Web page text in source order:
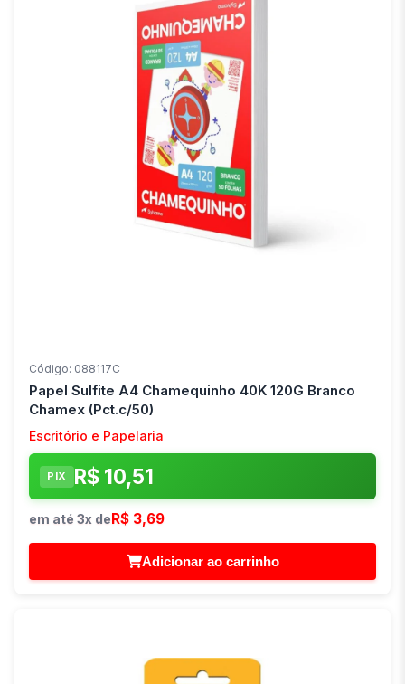
Código: 088117C
Papel Sulfite A4 Chamequinho 40K 120G Branco
Chamex (Pct.c/50)
Escritório e Papelaria
PIX R$ 10,51
em até 3x de R$ 3,69
Adicionar ao carrinho